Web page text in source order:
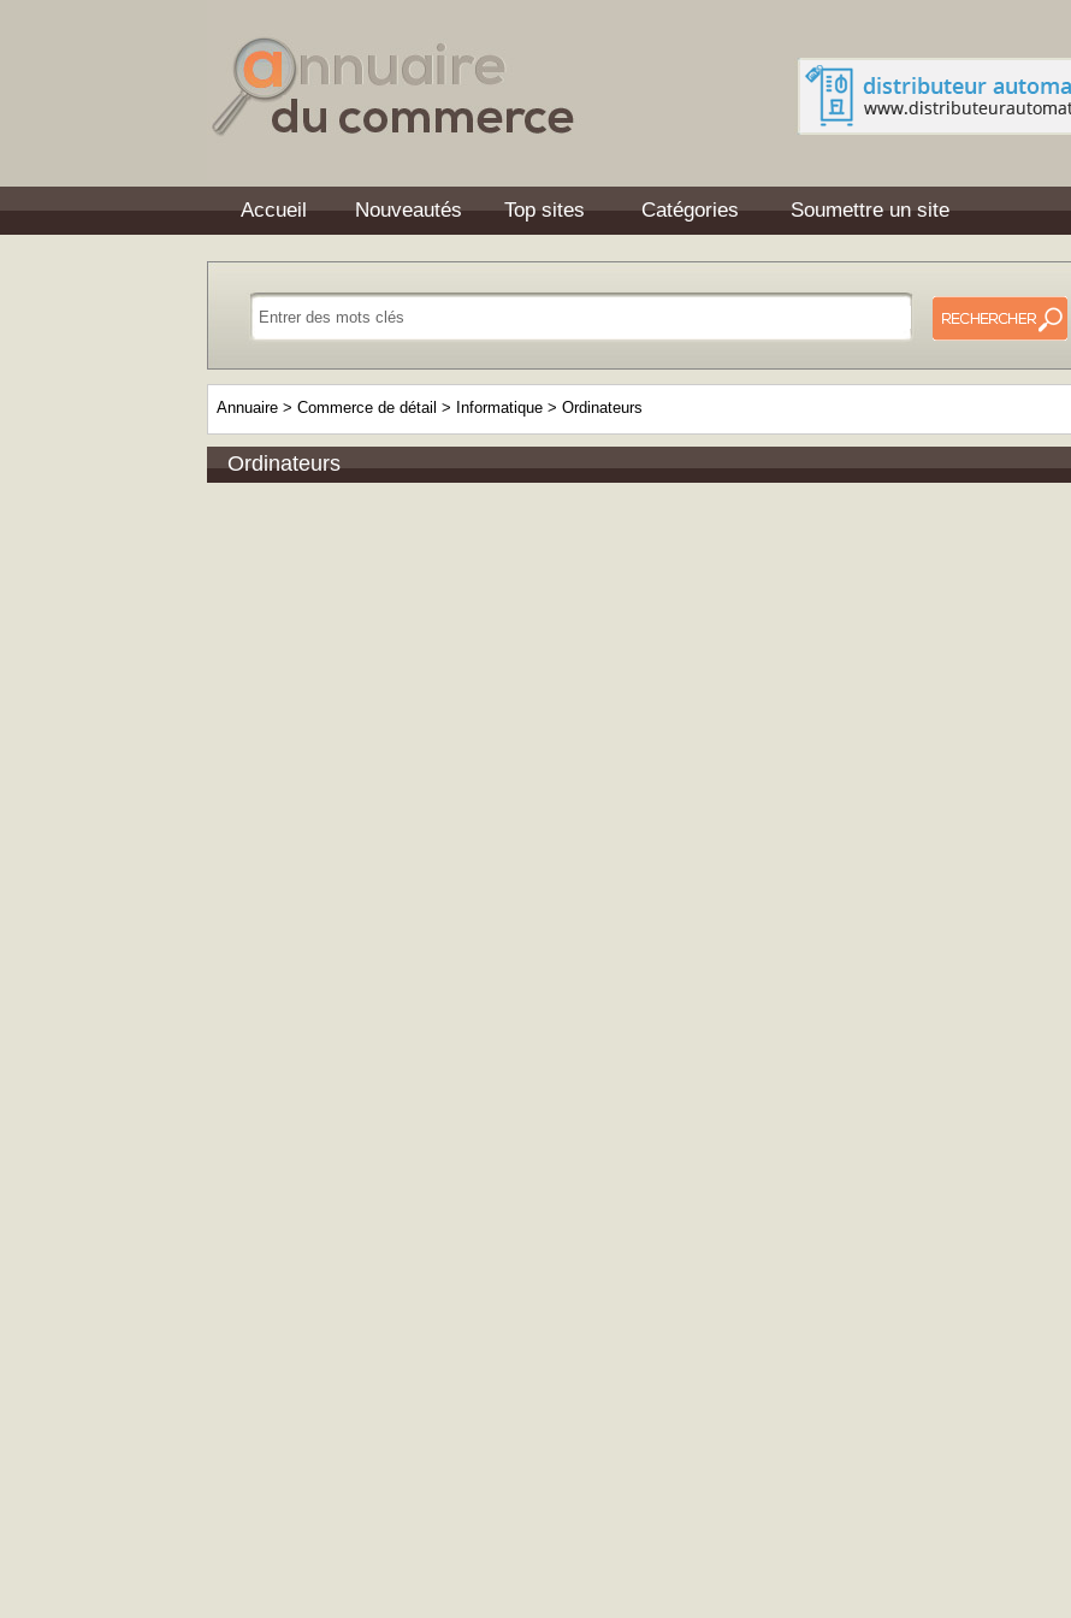
Accueil Nouveautés Top sites Catégories Soumettre un site
Annuaire > Commerce de détail > Informatique > Ordinateurs
Ordinateurs